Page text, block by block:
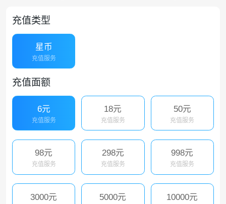
充值类型
星币
充值服务
充值面额
6元
充值服务
18元
充值服务
50元
充值服务
98元
充值服务
298元
充值服务
998元
充值服务
3000元 5000元 10000元